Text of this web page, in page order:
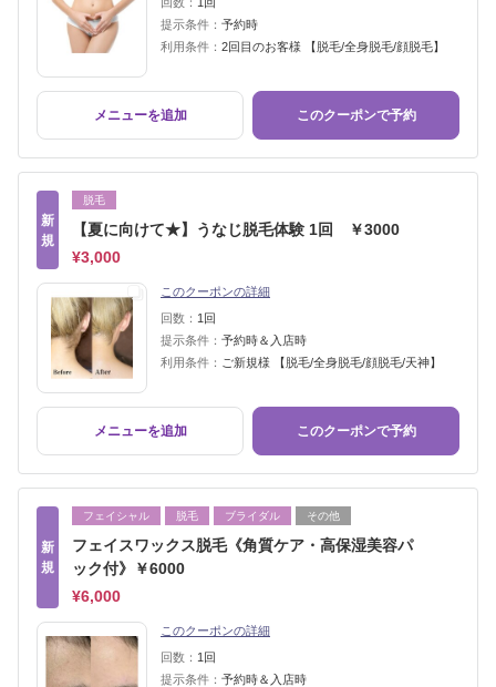
提示条件： 予約時
利用条件： 2回目のお客様 【脱毛/全身脱毛/顔脱毛】
メニューを追加 このクーポンで予約
新
規
脱毛
【夏に向けて★】うなじ脱毛体験 1回 ￥3000
¥3,000
このクーポンの詳細
回数： 1回
提示条件： 予約時＆入店時
利用条件： ご新規様 【脱毛/全身脱毛/顔脱毛/天神】
メニューを追加 このクーポンで予約
新
規
フェイシャル 脱毛 ブライダル その他
フェイスワックス脱毛《角質ケア・高保湿美容パ
ック付》￥6000
¥6,000
このクーポンの詳細
回数： 1回
提示条件： 予約時＆入店時